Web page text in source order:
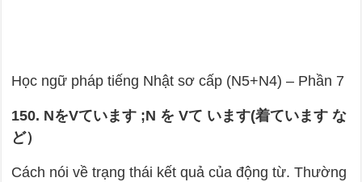
Học ngữ pháp tiếng Nhật sơ cấp (N5+N4) – Phần 7
150. NをVています ;N を Vて います(着ています な
ど）
Cách nói về trạng thái kết quả của động từ. Thường